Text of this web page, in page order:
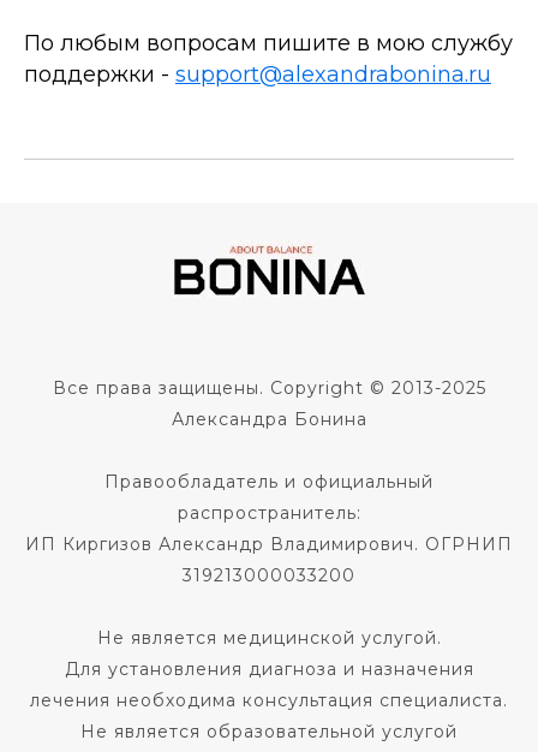
По любым вопросам пишите в мою службу
поддержки - support@alexandrabonina.ru
Все права защищены. Copyright © 2013-2025
Александра Бонина
Правообладатель и официальный
распространитель:
ИП Киргизов Александр Владимирович. ОГРНИП
319213000033200
Не является медицинской услугой.
Для установления диагноза и назначения
лечения необходима консультация специалиста.
Не является образовательной услугой